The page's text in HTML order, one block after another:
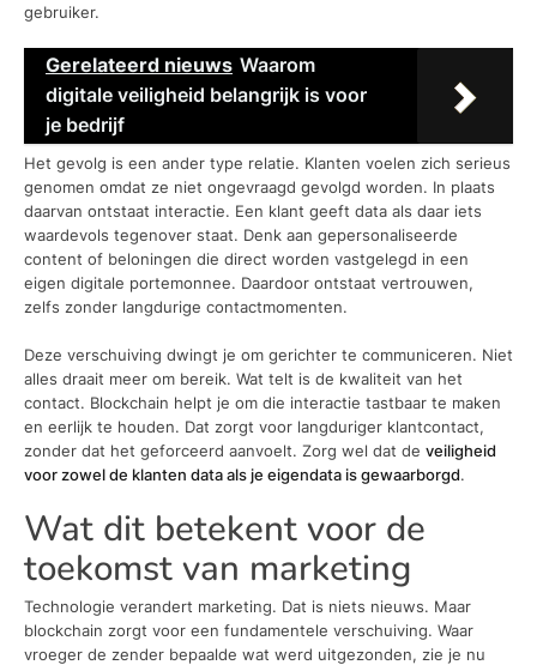
gebruiker.
Gerelateerd nieuws Waarom
digitale veiligheid belangrijk is voor
je bedrijf
Het gevolg is een ander type relatie. Klanten voelen zich serieus
genomen omdat ze niet ongevraagd gevolgd worden. In plaats
daarvan ontstaat interactie. Een klant geeft data als daar iets
waardevols tegenover staat. Denk aan gepersonaliseerde
content of beloningen die direct worden vastgelegd in een
eigen digitale portemonnee. Daardoor ontstaat vertrouwen,
zelfs zonder langdurige contactmomenten.
Deze verschuiving dwingt je om gerichter te communiceren. Niet
alles draait meer om bereik. Wat telt is de kwaliteit van het
contact. Blockchain helpt je om die interactie tastbaar te maken
en eerlijk te houden. Dat zorgt voor langduriger klantcontact,
zonder dat het geforceerd aanvoelt. Zorg wel dat de veiligheid
voor zowel de klanten data als je eigendata is gewaarborgd.
Wat dit betekent voor de
toekomst van marketing
Technologie verandert marketing. Dat is niets nieuws. Maar
blockchain zorgt voor een fundamentele verschuiving. Waar
vroeger de zender bepaalde wat werd uitgezonden, zie je nu